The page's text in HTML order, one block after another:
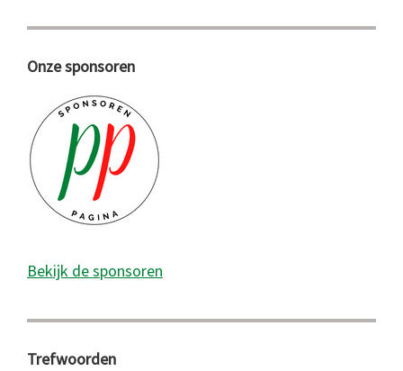
Onze sponsoren
Bekijk de sponsoren
Trefwoorden